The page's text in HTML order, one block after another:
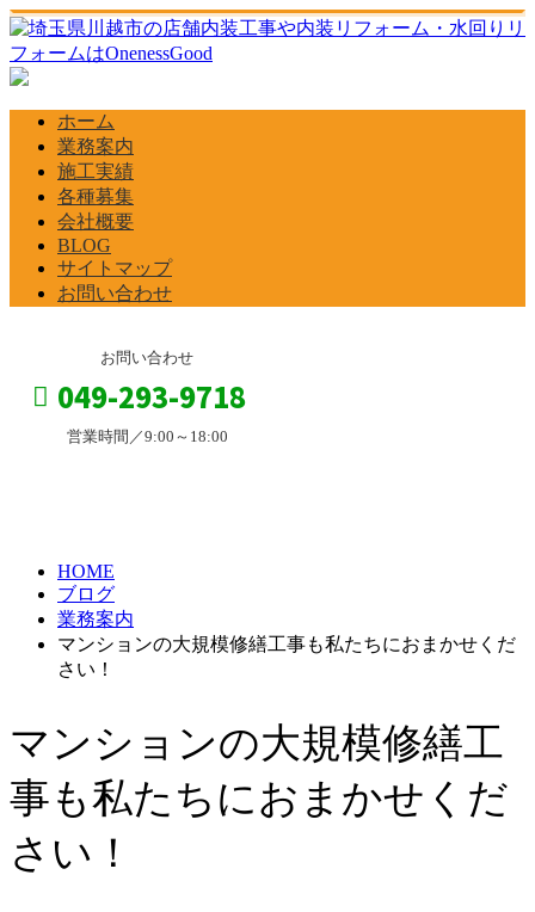
ホーム
業務案内
施工実績
各種募集
会社概要
BLOG
サイトマップ
お問い合わせ
お問い合わせ
049-293-9718
営業時間／9:00～18:00
HOME
ブログ
業務案内
マンションの大規模修繕工事も私たちにおまかせくだ
さい！
マンションの大規模修繕工
事も私たちにおまかせくだ
さい！